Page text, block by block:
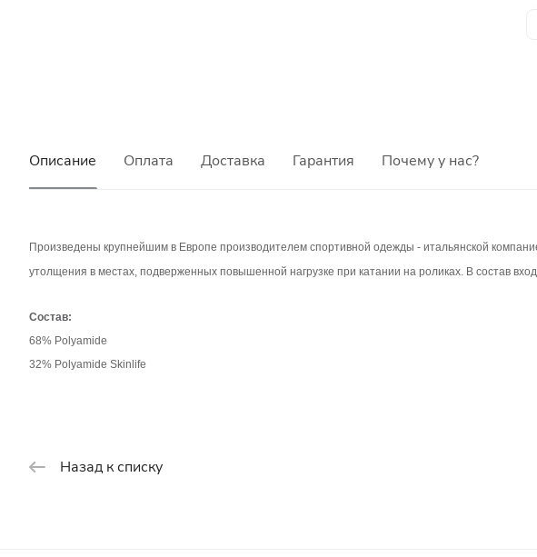
Описание Оплата Доставка Гарантия Почему у нас?
Произведены крупнейшим в Европе производителем спортивной одежды - итальянской
утолщения в местах, подверженных повышенной нагрузке при катании на роликах. В состав
Состав:
68% Polyamide
32% Polyamide Skinlife
Назад к списку